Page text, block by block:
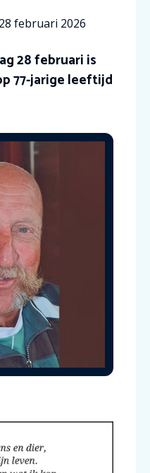
28 februari 2026
28 februari is
77-jarige leeftijd